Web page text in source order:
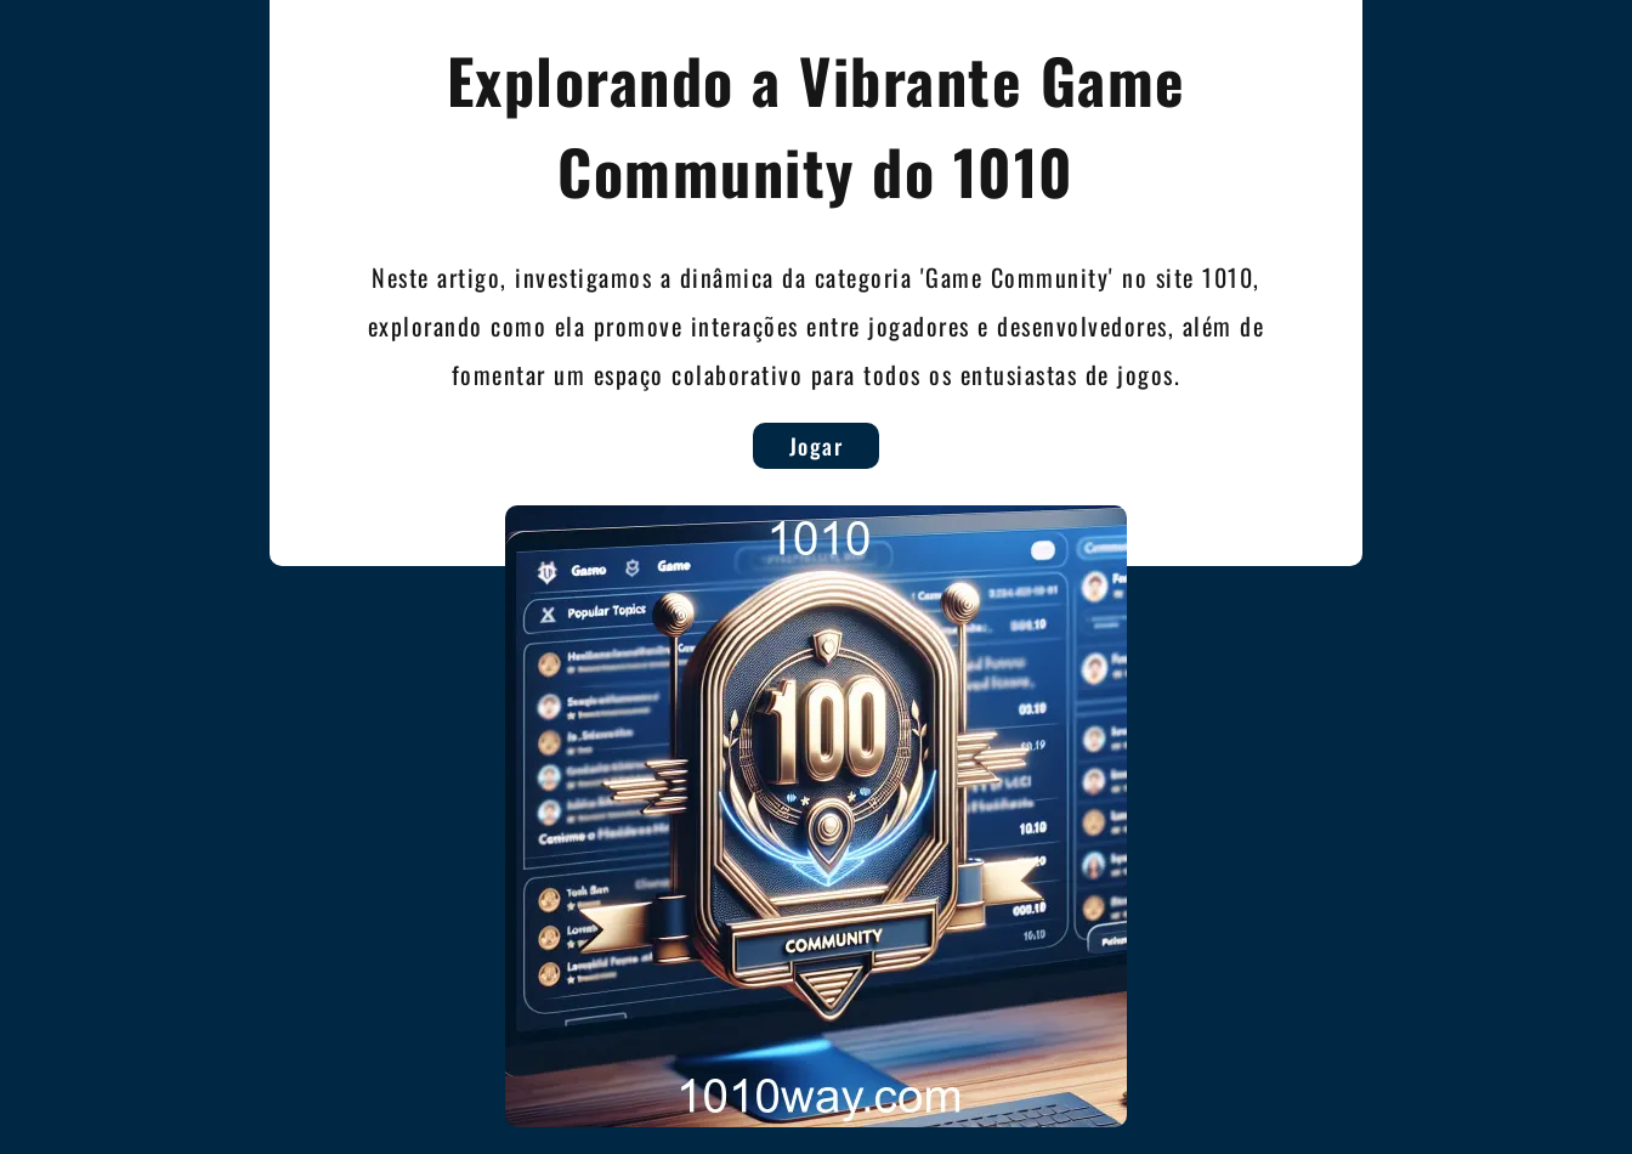
Explorando a Vibrante Game
Community do 1010
Neste artigo, investigamos a dinâmica da categoria 'Game Community' no site 1010,
explorando como ela promove interações entre jogadores e desenvolvedores, além de
fomentar um espaço colaborativo para todos os entusiastas de jogos.
Jogar